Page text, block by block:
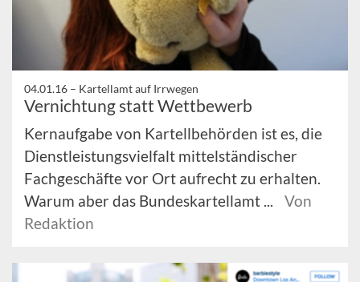
04.01.16 – Kartellamt auf Irrwegen
Vernichtung statt Wettbewerb
Kernaufgabe von Kartellbehörden ist es, die
Dienstleistungsvielfalt mittelständischer
Fachgeschäfte vor Ort aufrecht zu erhalten.
Warum aber das Bundeskartellamt ...
Von
Redaktion